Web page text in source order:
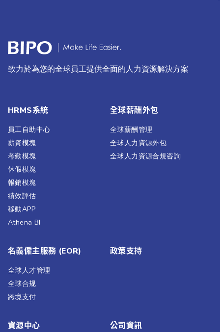
致力於為您的全球員工提供全面的人力資源解決方案
HRMS系統
員工自助中心
薪資模塊
考勤模塊
休假模塊
報銷模塊
績效評估​
移動APP
Athena BI
全球薪酬外包
全球薪酬管理
全球人力資源外包
全球人力資源合規咨詢
名義僱主服務 (EOR)
全球人才管理
全球合规
跨境支付
政策支持
資源中心 公司資訊